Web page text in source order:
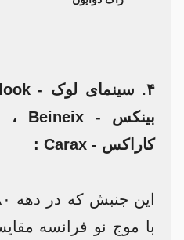
کاراکس - Carax :
با موج نو فرانسه